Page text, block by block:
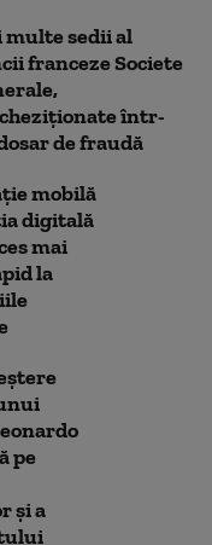
multe sedii al
franceze Societe
într-
de fraudă
mobilă
digitală
mai
la
pe
și a